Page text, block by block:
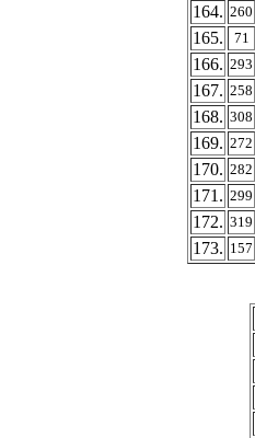
164. 260
165.
71
166. 293
167. 258
168. 308
169. 272
170. 282
171. 299
172. 319
173. 157